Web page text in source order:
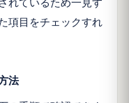
項目をチェックすれ
法